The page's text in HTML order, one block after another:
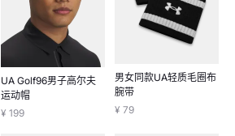
UA Golf96男子高尔夫
运动帽
¥ 199
男女同款UA轻质毛圈布
腕带
¥ 79